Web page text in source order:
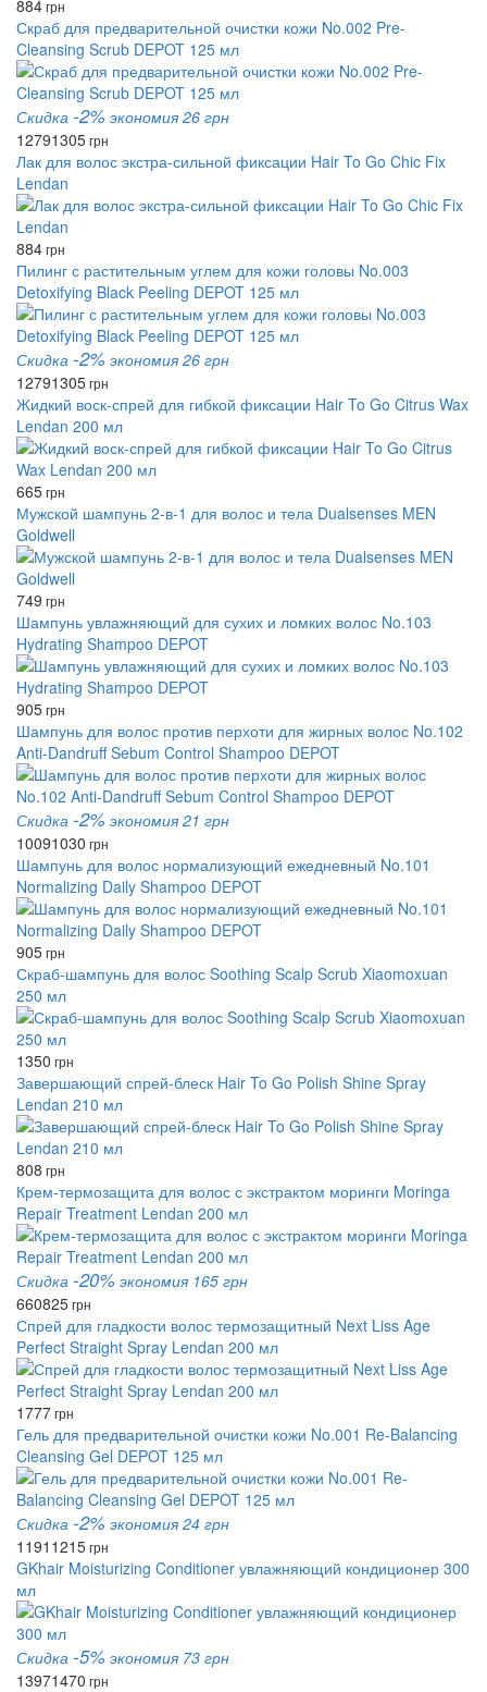
884грн
Скраб для предварительной очистки кожи No.002 Pre-
Cleansing Scrub DEPOT 125 мл
Скидка -2% экономия 26 грн
12791305грн
Лак для волос экстра-сильной фиксации Hair To Go Chic Fix
Lendan
884грн
Пилинг с растительным углем для кожи головы No.003
Detoxifying Black Peeling DEPOT 125 мл
Скидка -2% экономия 26 грн
12791305грн
Жидкий воск-спрей для гибкой фиксации Hair To Go Citrus Wax
Lendan 200 мл
665грн
Мужской шампунь 2-в-1 для волос и тела Dualsenses MEN
Goldwell
749 грн
Шампунь увлажняющий для сухих и ломких волос No.103
Hydrating Shampoo DEPOT
905грн
Шампунь для волос против перхоти для жирных волос No.102
Anti-Dandruff Sebum Control Shampoo DEPOT
Скидка -2% экономия 21 грн
10091030 грн
Шампунь для волос нормализующий ежедневный No.101
Normalizing Daily Shampoo DEPOT
905грн
Скраб‑шампунь для волос Soothing Scalp Scrub Xiaomoxuan
250 мл
1350 грн
Завершающий спрей-блеск Hair To Go Polish Shine Spray
Lendan 210 мл
808 грн
Крем-термозащита для волос с экстрактом моринги Moringa
Repair Treatment Lendan 200 мл
Скидка -20% экономия 165 грн
660825грн
Спрей для гладкости волос термозащитный Next Liss Age
Perfect Straight Spray Lendan 200 мл
1777грн
Гель для предварительной очистки кожи No.001 Re-Balancing
Cleansing Gel DEPOT 125 мл
Скидка -2% экономия 24 грн
1191 1215грн
GKhair Moisturizing Conditioner увлажняющий кондиционер 300
мл
Скидка -5% экономия 73 грн
13971470 грн